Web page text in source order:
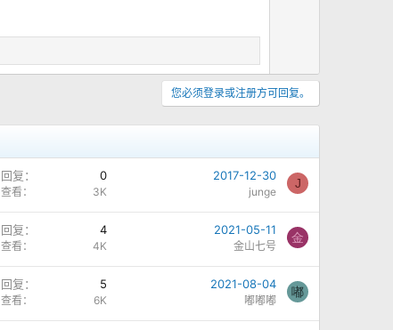
您必须登录或注册方可回复。
回复 0
查看 3K
2017-12-30
junge
J
回复 4
查看 4K
2021-05-11
金山七号
金
回复 5
查看 6K
2021-08-04
嘟嘟嘟
嘟